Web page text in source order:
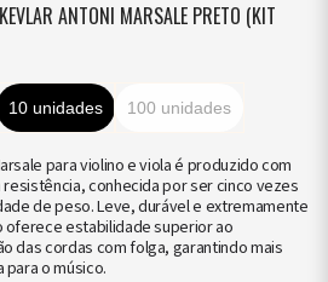
ANTONI MARSALE PRETO (KIT
10 unidades 100 unidades
para violino e viola é produzido com
conhecida por ser cinco vezes
de peso. Leve, durável e extremamente
estabilidade superior ao
das cordas com folga, garantindo mais
o músico.